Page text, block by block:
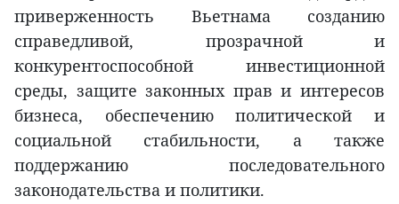
приверженность Вьетнама созданию
справедливой, прозрачной и
конкурентоспособной инвестиционной
среды, защите законных прав и интересов
бизнеса, обеспечению политической и
социальной стабильности, а также
поддержанию последовательного
законодательства и политики.